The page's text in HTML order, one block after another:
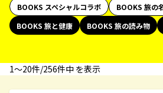
BOOKS スペシャルコラボ
BOOKS 旅の
BOOKS 旅と健康
BOOKS 旅の読み物
1〜20件/256件中 を表示